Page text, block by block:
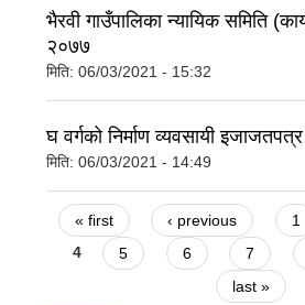
भैरवी गाउँपालिका न्यायिक समिति
२०७७
मिति: 06/03/2021 - 15:32
घ वर्गको निर्माण व्यवसायी इजाजतपत्र
मिति: 06/03/2021 - 14:49
Pages
« first ‹ previous 1
4
5 6 7
last »